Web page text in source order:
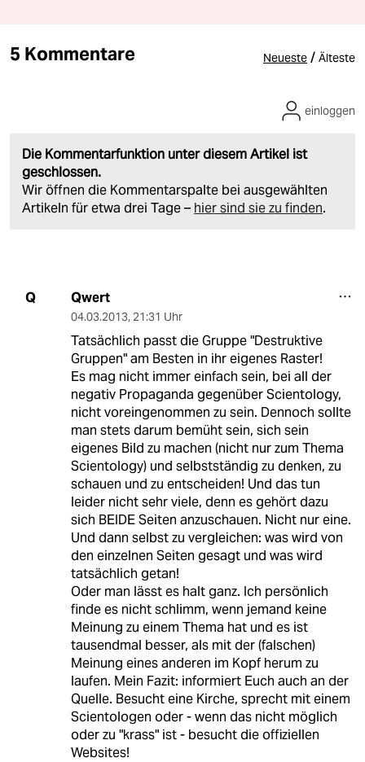
5 Kommentare Neueste / Älteste
Die Kommentarfunktion unter diesem Artikel ist
geschlossen.
Wir öffnen die Kommentarspalte bei ausgewählten
Artikeln für etwa drei Tage – hier sind sie zu finden.
einloggen
Q Qwert
04.03.2013, 21:31 Uhr
Tatsächlich passt die Gruppe "Destruktive
Gruppen" am Besten in ihr eigenes Raster!
Es mag nicht immer einfach sein, bei all der
negativ Propaganda gegenüber Scientology,
nicht voreingenommen zu sein. Dennoch sollte
man stets darum bemüht sein, sich sein
eigenes Bild zu machen (nicht nur zum Thema
Scientology) und selbstständig zu denken, zu
schauen und zu entscheiden! Und das tun
leider nicht sehr viele, denn es gehört dazu
sich BEIDE Seiten anzuschauen. Nicht nur eine.
Und dann selbst zu vergleichen: was wird von
den einzelnen Seiten gesagt und was wird
tatsächlich getan!
Oder man lässt es halt ganz. Ich persönlich
finde es nicht schlimm, wenn jemand keine
Meinung zu einem Thema hat und es ist
tausendmal besser, als mit der (falschen)
Meinung eines anderen im Kopf herum zu
laufen. Mein Fazit: informiert Euch auch an der
Quelle. Besucht eine Kirche, sprecht mit einem
Scientologen oder - wenn das nicht möglich
oder zu "krass" ist - besucht die offiziellen
Websites!